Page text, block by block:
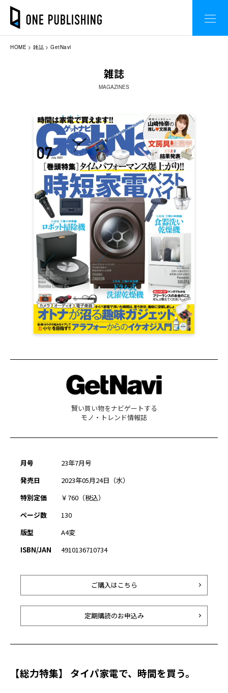
HOME 雑誌 GetNavi
雑誌
MAGAZINES
賢い買い物をナビゲートする
モノ・トレンド情報誌
月号
23年7月号
発売日
2023年05月24日（水）
特別定価
￥760（税込）
ページ数
130
版型
A4変
ISBN/JAN
4910136710734
ご購入はこちら
定期購読のお申込み
【総力特集】 タイパ家電で、時間を買う。